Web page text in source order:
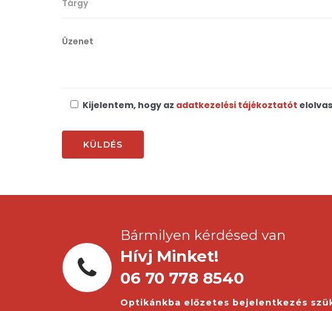
Kijelentem, hogy az adatkezelési tájékoztatót
Bármilyen kérdésed van
Hívj Minket!
06 70 778 8540
Optikánkba előzetes bejelentkezés